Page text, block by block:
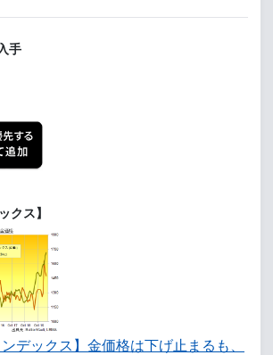
手
クス】
ンデックス】金価格は下げ止まるも、